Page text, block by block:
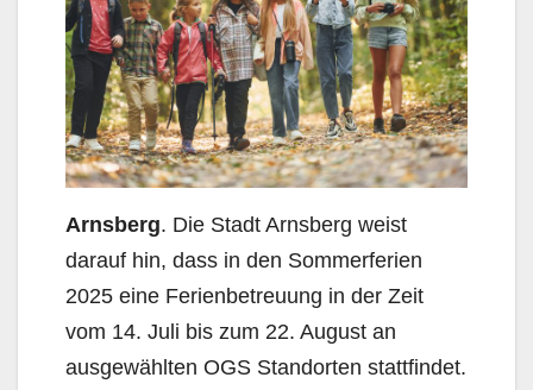
Arnsberg. Die Stadt Arnsberg weist
darauf hin, dass in den Sommerferien
2025 eine Ferienbetreuung in der Zeit
vom 14. Juli bis zum 22. August an
ausgewählten OGS Standorten stattfindet.